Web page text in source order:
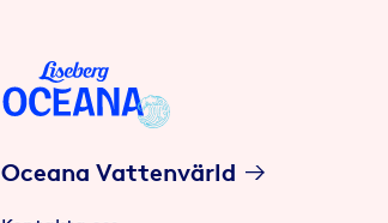
Oceana Vattenvärld